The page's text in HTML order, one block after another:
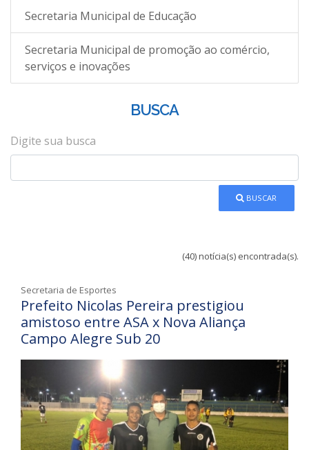
Secretaria Municipal de Educação
Secretaria Municipal de promoção ao comércio,
serviços e inovações
BUSCA
Digite sua busca
BUSCAR
(40) notícia(s) encontrada(s).
Secretaria de Esportes
Prefeito Nicolas Pereira prestigiou
amistoso entre ASA x Nova Aliança
Campo Alegre Sub 20